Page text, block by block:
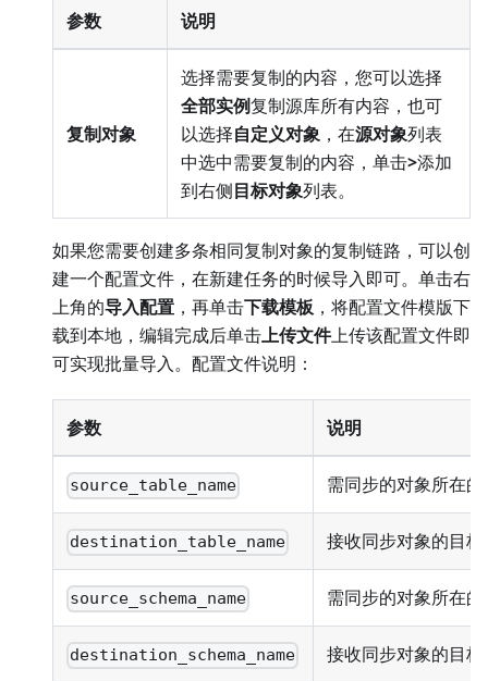
参数 说明
复制对象
选择需要复制的内容，您可以选择
全部实例复制源库所有内容，也可
以选择自定义对象 ，在源对象列表
中选中需要复制的内容，单击>添加
到右侧目标对象列表。
如果您需要创建多条相同复制对象的复制链路，可以创
建一个配置文件，在新建任务的时候导入即可。单击右
上角的导入配置 ，再单击下载模板 ，将配置文件模版下
载到本地，编辑完成后单击上传文件上传该配置文件即
可实现批量导入。配置文件说明：
参数 说明
source_table_name 需同步的对象所在
destination_table_name 接收同步对象的目
source_schema_name 需同步的对象所在
destination_schema_name 接收同步对象的目